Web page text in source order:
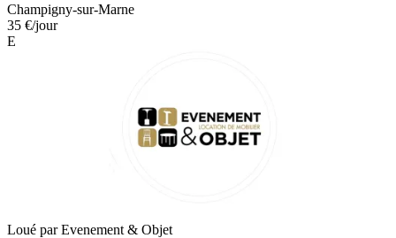
Champigny-sur-Marne
35 €/jour
E
Loué parEvenement & Objet